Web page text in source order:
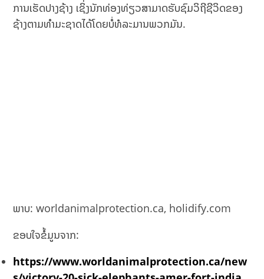
ການເຮັດປາງຊ້າງ ເຊິ່ງນັກທ່ອງທ່ຽວສາມາດຮັບຊົມວິຖີຊີວິດຂອງ
ຊ້າງຕາມທຳມະຊາດໄດ້ໂດຍບໍ່ທໍລະມານພວກມັນ.
ພາບ: worldanimalprotection.ca, holidify.com
ຂອບໃຈຂໍ້ມູນຈາກ:
https://www.worldanimalprotection.ca/new